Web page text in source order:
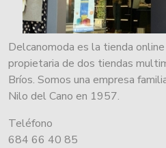
Delcanomoda es la tienda
propietaria de dos tiendas
Bríos. Somos una empresa
Nilo del Cano en 1957.
Teléfono
684 66 40 85